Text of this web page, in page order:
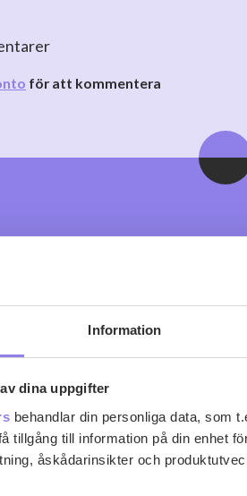
Information
dina uppgifter
behandlar din personliga data, som
tillgång till information på din enhet
åskådarinsikter och
för att kommentera